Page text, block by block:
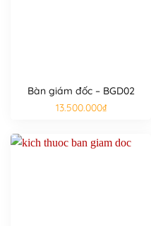
Bàn giám đốc – BGD02
13.500.000₫